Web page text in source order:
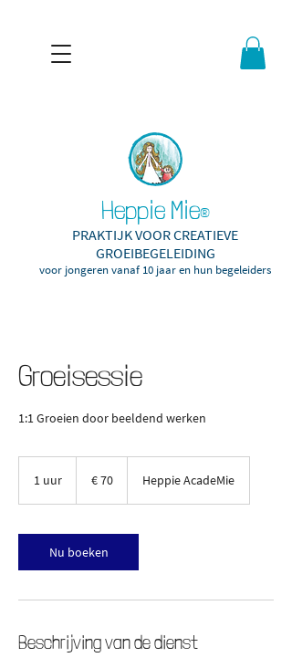
Heppie Mie®
PRAKTIJK VOOR CREATIEVE
GROEIBEGELEIDING
voor jongeren vanaf 10 jaar en hun begeleiders
Groeisessie
1:1 Groeien door beeldend werken
1 uur € 70 Heppie AcadeMie
Nu boeken
Beschrijving van de dienst